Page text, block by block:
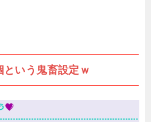
いう鬼畜設定ｗ